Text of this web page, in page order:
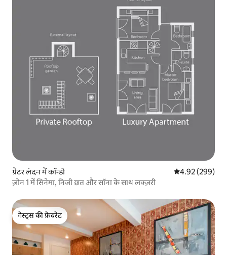
ग्रेटर लंदन में कॉन्डो औसत रेटिंग 5 में से
4.92 (299)
ज़ोन 1 में सिनेमा, निजी छत और सॉना के साथ लक्ज़री
गेस्ट्स की फ़ेवरेट
गेस्ट्स की फ़ेवरेट